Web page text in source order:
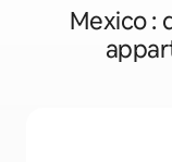
Mexico :